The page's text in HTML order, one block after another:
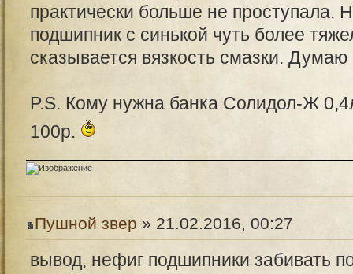
практически больше не проступала.
подшипник с синькой чуть более
сказывается вязкость смазки.
P.S. Кому нужна банка Солидол-Ж
100р.
Пушной звер » 21.02.2016, 00:27
вывод, нефиг подшипники забивать